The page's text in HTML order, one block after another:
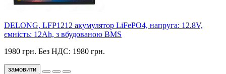
DELONG, LFP1212 акумулятор LiFePO4, напруга: 12.8V,
ємність: 12Ah, з вбудованою BMS
1980 грн. Без НДС: 1980 грн.
замовити